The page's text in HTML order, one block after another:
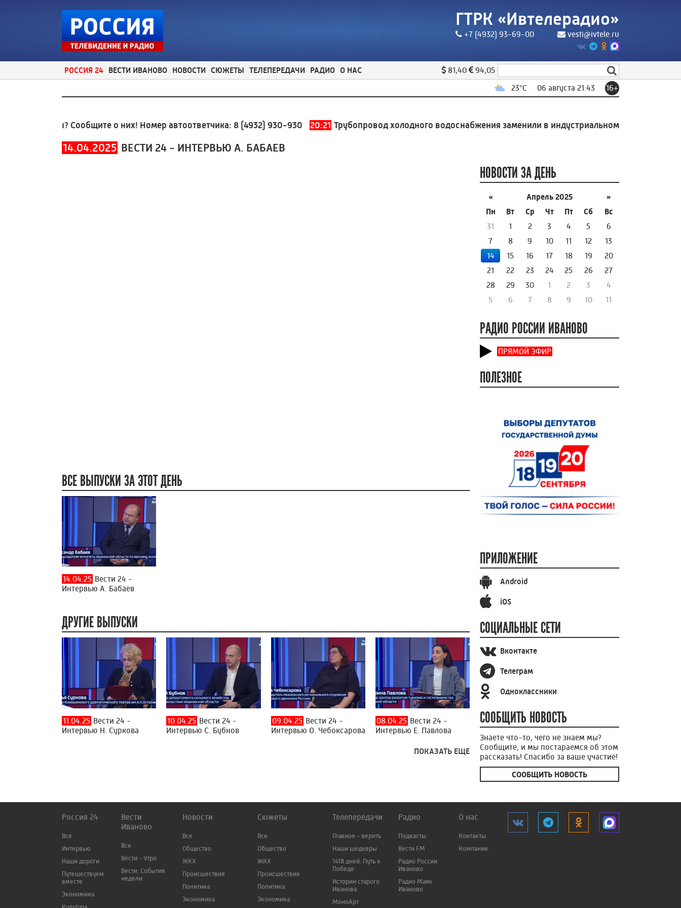
ГТРК «Ивтелерадио»
+7 (4932) 93-69-00 vesti@ivtele.ru
РОССИЯ 24 ВЕСТИ ИВАНОВО НОВОСТИ СЮЖЕТЫ ТЕЛЕПЕРЕДАЧИ РАДИО О НАС 81,40
94,05
23°C 06 августа 21:43 16+
проблемы? Сообщите о них! Номер автоответчика:8 (4932) 930-930 20:21 Трубопровод холодного водоснабжения заменили в индустриальном парке Родники
14.04.2025 ВЕСТИ 24 - ИНТЕРВЬЮ А. БАБАЕВ
ВСЕ ВЫПУСКИ ЗА ЭТОТ ДЕНЬ
14.04.25 Вести 24 -
Интервью А. Бабаев
ДРУГИЕ ВЫПУСКИ
11.04.25 Вести 24 -
Интервью Н. Суркова
10.04.25 Вести 24 -
Интервью С. Бубнов
09.04.25 Вести 24 -
Интервью О. Чебоксарова
08.04.25 Вести 24 -
Интервью Е. Павлова
ПОКАЗАТЬ ЕЩЕ
НОВОСТИ ЗА ДЕНЬ
« Апрель 2025
»
Пн
Вт Ср Чт Пт Сб
Вс
31
1 2 3 4 5
6
7
8 9 10 11 12
13
14
15 16 17 18 19
20
21
22 23 24 25 26
27
28
29 30 1 2 3
4
5
6 7 8 9 10 11
РАДИО РОССИИ ИВАНОВО
ПРЯМОЙ ЭФИР
ПОЛЕЗНОЕ
ПРИЛОЖЕНИЕ
Android
iOS
СОЦИАЛЬНЫЕ СЕТИ
Вконтакте
Телеграм
Одноклассники
СООБЩИТЬ НОВОСТЬ
Знаете что-то, чего не знаем мы?
Сообщите, и мы постараемся об этом
рассказать! Спасибо за ваше участие!
СООБЩИТЬ НОВОСТЬ
Россия 24
Все
Интервью
Наши дороги
Путешествуем
вместе
Экономика
Вести
Иваново
Все
Вести - Утро
Вести. События
недели
Новости
Все
Общество
ЖКХ
Происшествия
Политика
Экономика
Сюжеты
Все
Общество
ЖКХ
Происшествия
Политика
Экономика
Телепередачи
Главное - верить
Наши шедевры
1418 дней: Путь к
Победе
Истории старого
Иванова
МоноАрт
Радио
Подкасты
Вести FM
Радио России
Иваново
Радио Маяк
Иваново
О нас
Контакты
Компания